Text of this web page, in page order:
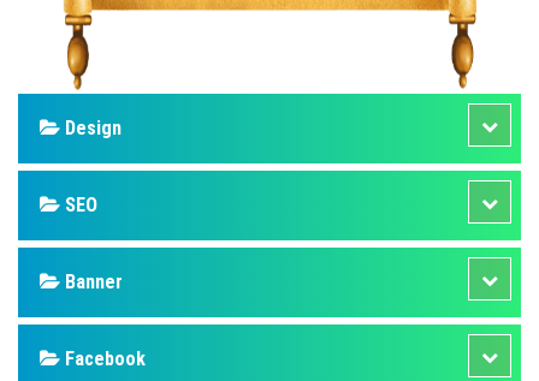
Design
SEO
Banner
Facebook